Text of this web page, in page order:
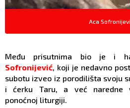
Aca
Među prisutnima bio je i
Sofronijević, koji je nedavno
subotu izveo iz porodilišta svoju
i ćerku Taru, a već naredne
ponoćnoj liturgiji.